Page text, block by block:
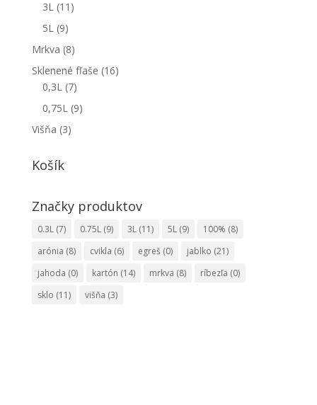
3L (11)
5L (9)
Mrkva (8)
Sklenené fľaše (16)
0,3L (7)
0,75L (9)
Višňa (3)
Košík
Značky produktov
0.3L(7) 0.75L(9) 3L(11) 5L(9) 100% (8)
arónia (8) cvikla (6) egreš (0) jablko (21)
jahoda (0) kartón (14) mrkva (8) ríbezľa (0)
sklo (11) višňa (3)